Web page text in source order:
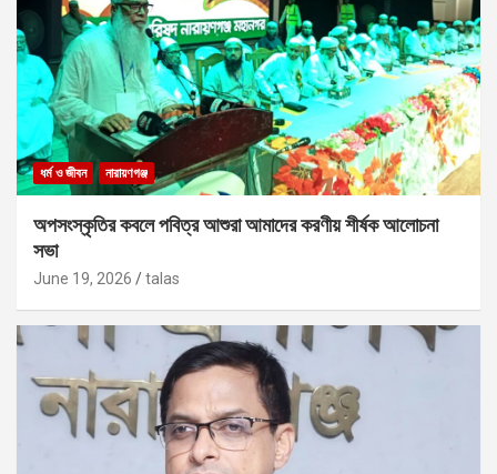
ধর্ম ও জীবন নারায়ণগঞ্জ
অপসংস্কৃতির কবলে পবিত্র আশুরা আমাদের করণীয় শীর্ষক আলোচনা
সভা
June 19, 2026 talas